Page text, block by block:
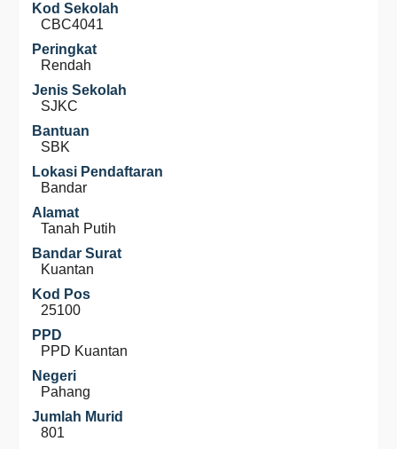
Kod Sekolah
CBC4041
Peringkat
Rendah
Jenis Sekolah
SJKC
Bantuan
SBK
Lokasi Pendaftaran
Bandar
Alamat
Tanah Putih
Bandar Surat
Kuantan
Kod Pos
25100
PPD
PPD Kuantan
Negeri
Pahang
Jumlah Murid
801